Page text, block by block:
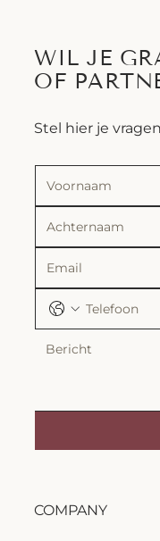
WIL JE
OF
Stel hier je vragen
COMPANY